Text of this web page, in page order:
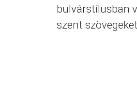
bulvárstílusban
szent